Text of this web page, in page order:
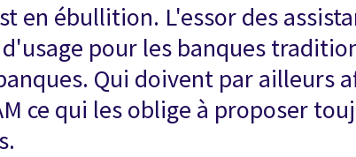
en ébullition. L'essor des
pour les banques
Qui doivent par ailleurs
ce qui les oblige à proposer